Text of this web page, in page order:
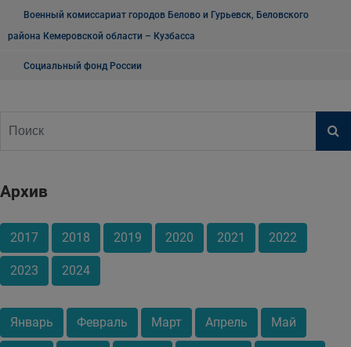
Военный комиссариат городов Белово и Гурьевск, Беловского
района Кемеровской области – Кузбасса
Социальный фонд России
Архив
2017 2018 2019 2020 2021 2022
2023 2024
Январь Февраль Март Апрель Май